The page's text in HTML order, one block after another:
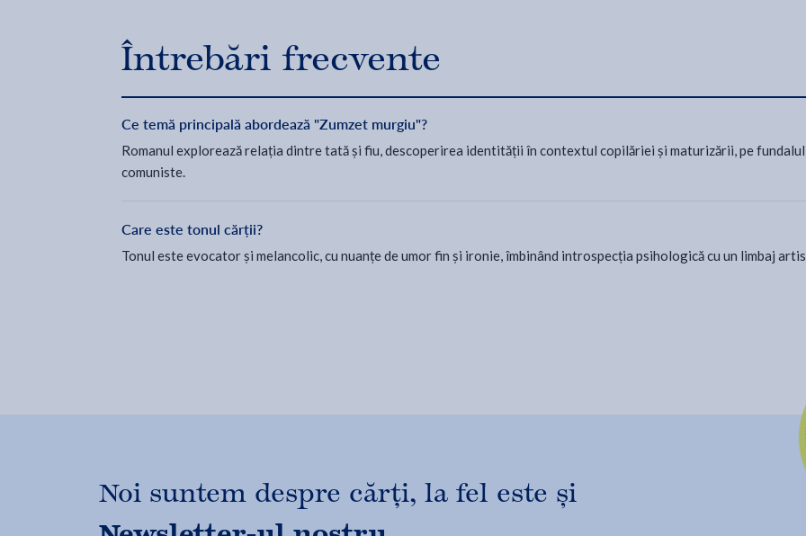
Întrebări frecvente
Ce temă principală abordează "Zumzet murgiu"?
Romanul explorează relația dintre tată și fiu, descoperirea identității în contextul copilăriei și maturizării, pe
comuniste.
Care este tonul cărții?
Tonul este evocator și melancolic, cu nuanțe de umor fin și ironie, îmbinând introspecția psihologică cu un limbaj
Noi suntem despre cărți, la fel este și